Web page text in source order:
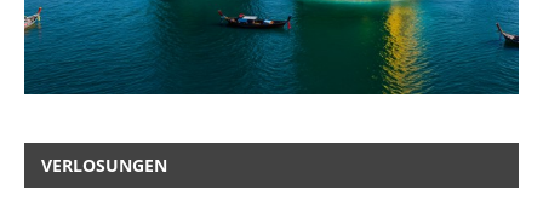
VERLOSUNGEN